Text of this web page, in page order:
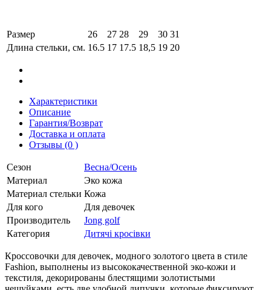
Размер 26 27 28 29 30 31
Длина стельки, см. 16.5 17 17.5 18,5 19 20
Характеристики
Описание
Гарантия/Возврат
Доставка и оплата
Отзывы (0 )
Сезон
Весна/Осень
Материал
Эко кожа
Материал стельки Кожа
Для кого
Для девочек
Производитель
Jong golf
Категория
Дитячі кросівки
Кроссовочки для девочек, модного золотого цвета в стиле
Fashion, выполнены из высококачественной эко-кожи и
текстиля, декорированы блестящими золотистыми